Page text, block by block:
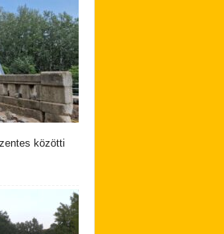
közötti